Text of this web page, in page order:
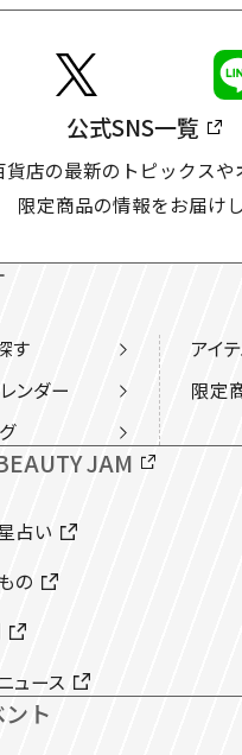
公式SNS一覧
店の最新のトピックスや
限定商品の情報をお届けし
す
アイ
ンダー
限定
JAM
占い
の
ュース
ト